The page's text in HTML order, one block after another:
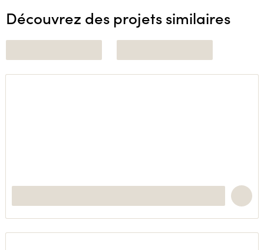
Découvrez des projets similaires